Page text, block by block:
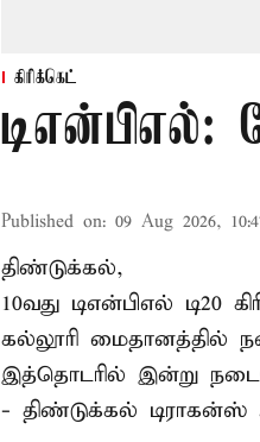
கிரிக்கெட்
டிஎன்பிஎல்:
Published on: 09 Aug 2026,
திண்டுக்கல்,
10வது டிஎன்பிஎல் டி20
கல்லூரி மைதானத்தில்
இத்தொடரில் இன்று
- திண்டுக்கல்